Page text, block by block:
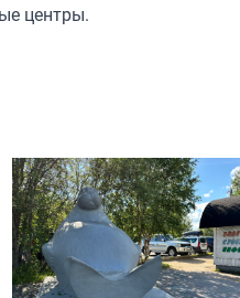
центры.